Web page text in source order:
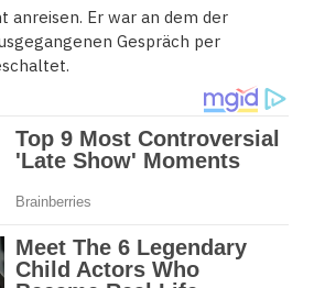
anreisen. Er war an dem der
Gespräch per